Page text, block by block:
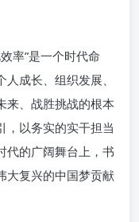
率”是一个时代命
成长、组织发展、
来、战胜挑战的根本
，以务实的实干担当
代的广阔舞台上，书
大复兴的中国梦贡献